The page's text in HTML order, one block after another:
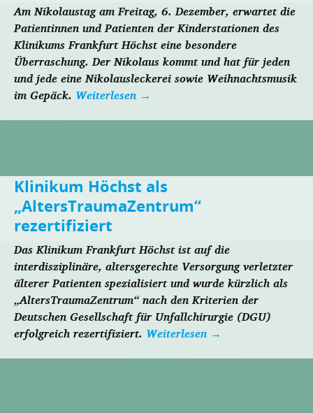
Am Nikolaustag am Freitag, 6. Dezember, erwartet die
Patientinnen und Patienten der Kinderstationen des
Klinikums Frankfurt Höchst eine besondere
Überraschung. Der Nikolaus kommt und hat für jeden
und jede eine Nikolausleckerei sowie Weihnachtsmusik
im Gepäck. Weiterlesen →
Klinikum Höchst als
„AltersTraumaZentrum“
rezertifiziert
Das Klinikum Frankfurt Höchst ist auf die
interdisziplinäre, altersgerechte Versorgung verletzter
älterer Patienten spezialisiert und wurde kürzlich als
„AltersTraumaZentrum“ nach den Kriterien der
Deutschen Gesellschaft für Unfallchirurgie (DGU)
erfolgreich rezertifiziert. Weiterlesen →